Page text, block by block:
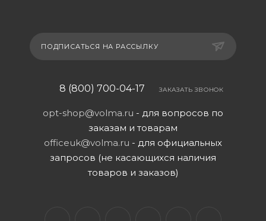
ПОДПИСАТЬСЯ НА РАССЫЛКУ
8 (800) 700-04-17 ЗАКАЗАТЬ ЗВОНОК
opt-shop@volma.ru - для вопросов по
заказам и товарам
officeuk@volma.ru - для официальных
запросов (не касающихся наличия
товаров и заказов)